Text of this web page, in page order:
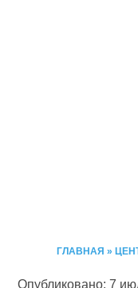
ГЛАВНАЯ »
Опубликовано: 7